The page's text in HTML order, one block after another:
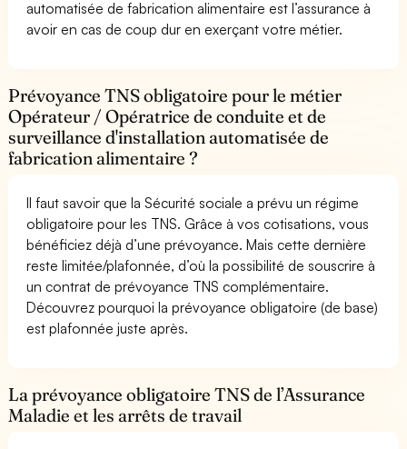
automatisée de fabrication alimentaire est l’assurance à
avoir en cas de coup dur en exerçant votre métier.
Prévoyance TNS obligatoire pour le métier
Opérateur / Opératrice de conduite et de
surveillance d'installation automatisée de
fabrication alimentaire ?
Il faut savoir que la Sécurité sociale a prévu un régime
obligatoire pour les TNS. Grâce à vos cotisations, vous
bénéficiez déjà d’une prévoyance. Mais cette dernière
reste limitée/plafonnée, d’où la possibilité de souscrire à
un contrat de prévoyance TNS complémentaire.
Découvrez pourquoi la prévoyance obligatoire (de base)
est plafonnée juste après.
La prévoyance obligatoire TNS de l’Assurance
Maladie et les arrêts de travail